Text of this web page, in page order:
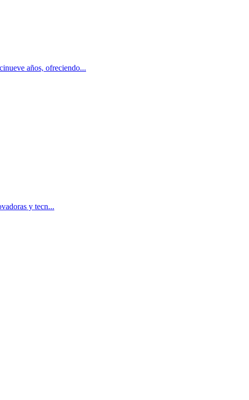
años, ofreciendo...
y tecn...